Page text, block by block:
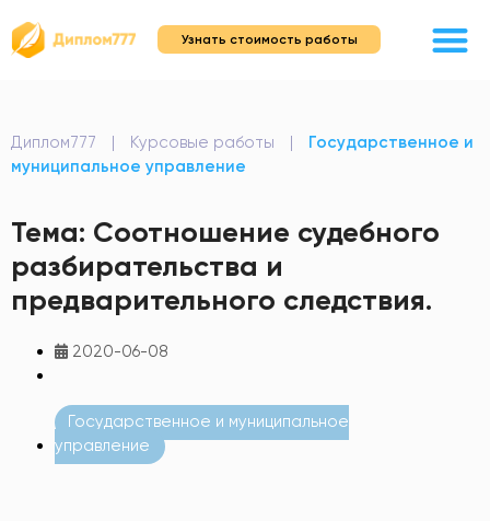
Узнать стоимость работы
Диплом777 | Курсовые работы |
Государственное и
муниципальное управление
Тема: Соотношение судебного
разбирательства и
предварительного следствия.
2020-06-08
Государственное и муниципальное
управление